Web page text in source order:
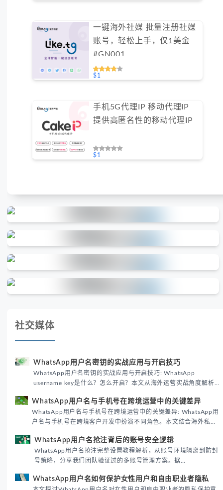
一键海外社媒 批量注册社媒
账号，轻松上手，仅1美金
#GN001
$1
手机5G代理IP 移动代理IP
提供高匿名性的移动代理IP
$1
社交媒体
WhatsApp用户名密钥的实战应用与开启技巧
WhatsApp用户名密钥的实战应用与开启技巧: WhatsApp
username key是什么？怎么开启？本文从海外运营实战角度解析
境团队高效触达目标客户。
WhatsApp用户名与手机号在跨境运营中的关键差异
WhatsApp用户名与手机号在跨境运营中的关键差异: WhatsApp用
户名与手机号在跨境客户开发中扮演不同角色。本文结合海外私域
际差异，帮助团队优化WhatsApp营销策略。
WhatsApp用户名抢注背后的账号安全逻辑
WhatsApp用户名抢注完整设置教程解析，从账号环境隔离到防封
号策略，分享我们团队验证过的多账号管理方案。据
性直接影响转化率。
WhatsApp用户名如何保护女性用户和自由职业者隐私